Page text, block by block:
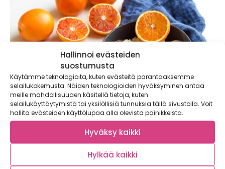
Hallinnoi evästeiden
suostumusta
Käytämme teknologioita, kuten evästeitä parantaaksemme
selailukokemusta. Näiden teknologioiden hyväksyminen antaa
meille mahdollisuuden käsitellä tietoja, kuten
selailukäyttäytymistä tai yksilöllisiä tunnuksia tällä sivustolla. Voit
hallita evästeiden käyttölupaa alla olevista painikkeista.
Hyväksy kaikki
Hylkää kaikki
Vaniljainen kookosriisipuuro ja veriappelsiini-
Raikas chia-siemenillä sakeutettu veriappelsiinihillo on
loistava kaveri vaniljalla maustetulle kookosriisipuurolle.
Koska hilloa ei kuumenneta,...